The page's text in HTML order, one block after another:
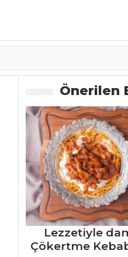
Önerilen
Lezzetiyle
Çökertme